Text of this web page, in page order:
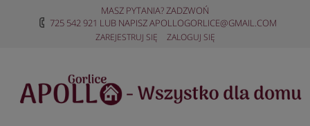
MASZ PYTANIA? ZADZWOŃ
725 542 921 LUB NAPISZAPOLLOGORLICE@GMAIL.COM
ZAREJESTRUJ SIĘ ZALOGUJ SIĘ